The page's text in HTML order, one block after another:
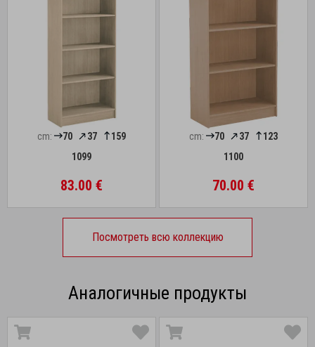
cm: 70 37
159
1099
83.00 €
cm: 70 37
123
1100
70.00 €
Посмотреть всю коллекцию
Аналогичные продукты